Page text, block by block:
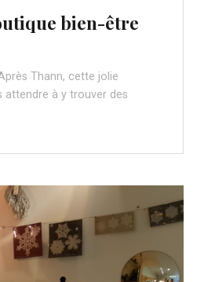
bien-être
Thann, cette jolie
attendre à y trouver des